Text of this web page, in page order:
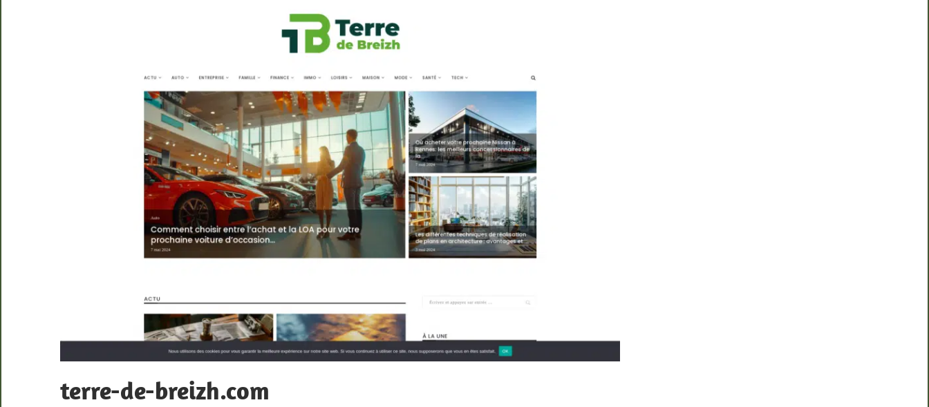
terre-de-breizh.com